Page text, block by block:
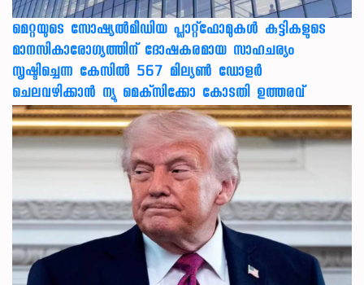
മെറ്റയുടെ സോഷ്യല്‍മീഡിയ പ്ലാറ്റ്‌ഫോമുകള്‍ കുട്ടികളുടെ
മാനസികാരോഗ്യത്തിന് ദോഷകരമായ സാഹചര്യം
സൃഷ്ടിച്ചെന്ന കേസില്‍ 567 മില്യണ്‍ ഡോളര്‍
ചെലവഴിക്കാന്‍ ന്യൂ മെക്‌സിക്കോ കോടതി ഉത്തരവ്